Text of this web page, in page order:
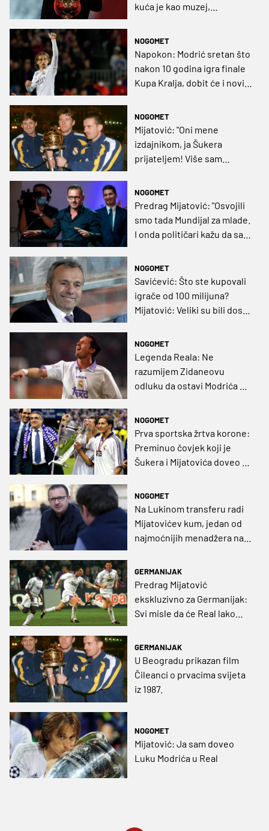
kuća je kao muzej,
NOGOMET
Napokon: Modrić sretan što
nakon 10 godina igra finale
Kupa Kralja, dobit će i novi
NOGOMET
Mijatović: "Oni mene
izdajnikom, ja Šukera
prijateljem! Više sam
NOGOMET
Predrag Mijatović: "Osvojili
smo tada Mundijal za mlade.
I onda političari kažu da sam
moje prijatelje"
NOGOMET
Savićević: Što ste kupovali
igrače od 100 milijuna?
Mijatović: Veliki su bili dosta
NOGOMET
Legenda Reala: Ne
razumijem Zidaneovu
odluku da ostavi Modrića na
NOGOMET
Prva sportska žrtva korone:
Preminuo čovjek koji je
Šukera i Mijatovića doveo u
NOGOMET
Na Lukinom transferu radi
Mijatovićev kum, jedan od
najmoćnijih menadžera na
GERMANIJAK
Predrag Mijatović
ekskluzivno za Germanijak:
Svi misle da će Real lako
GERMANIJAK
U Beogradu prikazan film
Čileanci o prvacima svijeta
iz 1987.
NOGOMET
Mijatović: Ja sam doveo
Luku Modrića u Real